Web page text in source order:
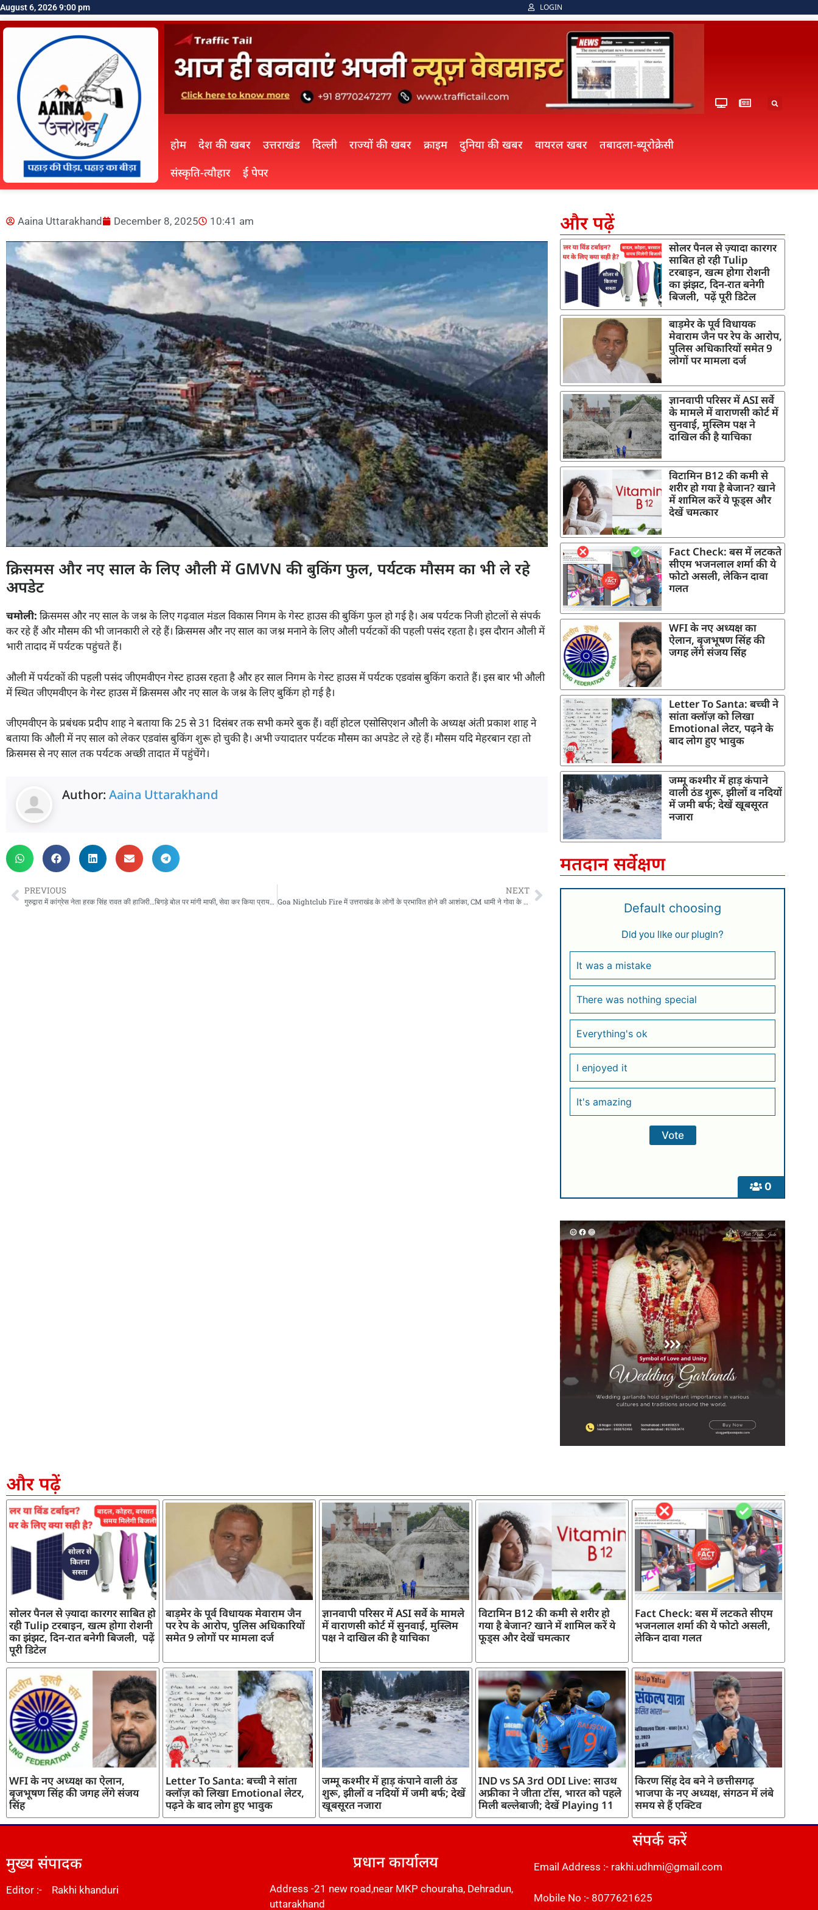
August 6, 2026 9:00 pm LOGIN
होम देश की खबर उत्तराखंड दिल्ली राज्यों की खबर क्राइम दुनिया की खबर वायरल खबर
तबादला-ब्यूरोक्रेसी
संस्कृति-त्यौहार
ई पेपर
Aaina Uttarakhand December 8, 2025 10:41 am
क्रिसमस और नए साल के लिए औली में GMVN की बुकिंग फुल, पर्यटक मौसम का भी ले रहे
अपडेट
चमोली: क्रिसमस और नए साल के जश्न के लिए गढ़वाल मंडल विकास निगम के गेस्ट हाउस की बुकिंग फुल हो गई है। अब पर्यटक निजी होटलों से संपर्क
कर रहे हैं और मौसम की भी जानकारी ले रहे हैं। क्रिसमस और नए साल का जश्न मनाने के लिए औली पर्यटकों की पहली पसंद रहता है। इस दौरान औली में
भारी तादाद में पर्यटक पहुंचते हैं।
औली में पर्यटकों की पहली पसंद जीएमवीएन गेस्ट हाउस रहता है और हर साल निगम के गेस्ट हाउस में पर्यटक एडवांस बुकिंग कराते हैं। इस बार भी औली
में स्थित जीएमवीएन के गेस्ट हाउस में क्रिसमस और नए साल के जश्न के लिए बुकिंग हो गई है।
जीएमवीएन के प्रबंधक प्रदीप शाह ने बताया कि 25 से 31 दिसंबर तक सभी कमरे बुक हैं। वहीं होटल एसोसिएशन औली के अध्यक्ष अंती प्रकाश शाह ने
बताया कि औली में नए साल को लेकर एडवांस बुकिंग शुरू हो चुकी है। अभी ज्यादातर पर्यटक मौसम का अपडेट ले रहे हैं। मौसम यदि मेहरबान रहा तो
क्रिसमस से नए साल तक पर्यटक अच्छी तादात में पहुंचेंगे।
Author: Aaina Uttarakhand
PREVIOUS
गुरुद्वारा में कांग्रेस नेता हरक सिंह रावत की हाजिरी…बिगड़े बोल पर मांगी माफी, सेवा कर किया प्रायश्चित
NEXT
Goa Nightclub Fire में उत्तराखंड के लोगों के प्रभावित होने की आशंका, CM धामी ने गोवा के सीएम से की बात
और पढ़ें
सोलर पैनल से ज़्यादा कारगर
साबित हो रही Tulip
टरबाइन, खत्म होगा रोशनी
का झंझट, दिन-रात बनेगी
बिजली, पढ़ें पूरी डिटेल
बाड़मेर के पूर्व विधायक
मेवाराम जैन पर रेप के आरोप,
पुलिस अधिकारियों समेत 9
लोगों पर मामला दर्ज
ज्ञानवापी परिसर में ASI सर्वे
के मामले में वाराणसी कोर्ट में
सुनवाई, मुस्लिम पक्ष ने
दाखिल की है याचिका
विटामिन B12 की कमी से
शरीर हो गया है बेजान? खाने
में शामिल करें ये फूड्स और
देखें चमत्कार
Fact Check: बस में लटकते
सीएम भजनलाल शर्मा की ये
फोटो असली, लेकिन दावा
गलत
WFI के नए अध्यक्ष का
ऐलान, बृजभूषण सिंह की
जगह लेंगे संजय सिंह
Letter To Santa: बच्ची ने
सांता क्लॉज़ को लिखा
Emotional लेटर, पढ़ने के
बाद लोग हुए भावुक
जम्मू कश्मीर में हाड़ कंपाने
वाली ठंड शुरू, झीलों व नदियों
में जमी बर्फ; देखें खूबसूरत
नजारा
मतदान सर्वेक्षण
0
Default choosing
Did you like our plugin?
It was a mistake
There was nothing special
Everything's ok
I enjoyed it
It's amazing
और पढ़ें
सोलर पैनल से ज़्यादा कारगर साबित हो
रही Tulip टरबाइन, खत्म होगा रोशनी
का झंझट, दिन-रात बनेगी बिजली, पढ़ें
पूरी डिटेल
बाड़मेर के पूर्व विधायक मेवाराम जैन
पर रेप के आरोप, पुलिस अधिकारियों
समेत 9 लोगों पर मामला दर्ज
ज्ञानवापी परिसर में ASI सर्वे के मामले
में वाराणसी कोर्ट में सुनवाई, मुस्लिम
पक्ष ने दाखिल की है याचिका
विटामिन B12 की कमी से शरीर हो
गया है बेजान? खाने में शामिल करें ये
फूड्स और देखें चमत्कार
Fact Check: बस में लटकते सीएम
भजनलाल शर्मा की ये फोटो असली,
लेकिन दावा गलत
WFI के नए अध्यक्ष का ऐलान,
बृजभूषण सिंह की जगह लेंगे संजय
सिंह
Letter To Santa: बच्ची ने सांता
क्लॉज़ को लिखा Emotional लेटर,
पढ़ने के बाद लोग हुए भावुक
जम्मू कश्मीर में हाड़ कंपाने वाली ठंड
शुरू, झीलों व नदियों में जमी बर्फ; देखें
खूबसूरत नजारा
IND vs SA 3rd ODI Live: साउथ
अफ्रीका ने जीता टॉस, भारत को पहले
मिली बल्लेबाजी; देखें Playing 11
किरण सिंह देव बने ने छत्तीसगढ़
भाजपा के नए अध्यक्ष, संगठन में लंबे
समय से हैं एक्टिव
मुख्य संपादक
Editor :- Rakhi khanduri
प्रधान कार्यालय
Address -21 new road,near MKP chouraha, Dehradun,
uttarakhand
संपर्क करें
Email Address :- rakhi.udhmi@gmail.com
Mobile No :- 8077621625